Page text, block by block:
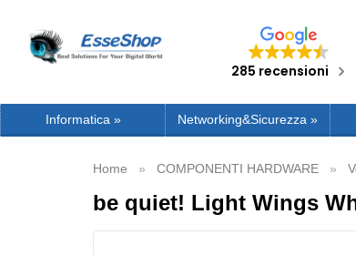
285 recensioni
Informatica» Networking&Sicurezza »
Home COMPONENTI HARDWARE
be quiet! Light Wings